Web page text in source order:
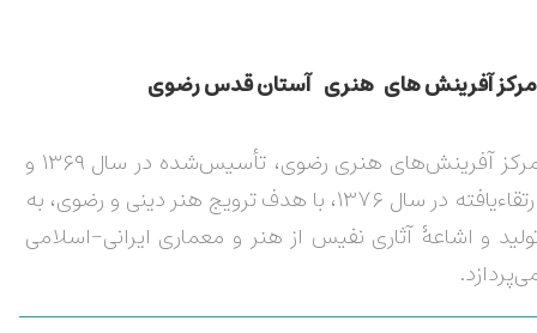
مركز آفرينش های هنری آستان قدس رضوی​​​​​​​​​​​​​​
مرکز آفرینش‌های هنری رضوی، تأسیس‌شده در سال ۱۳۶۹ و
ارتقاءیافته در سال ۱۳۷۶، با هدف ترویج هنر دینی و رضوی، به
و اشاعۀ آثاری نفیس از هنر و معماری ایرانی-اسلامی